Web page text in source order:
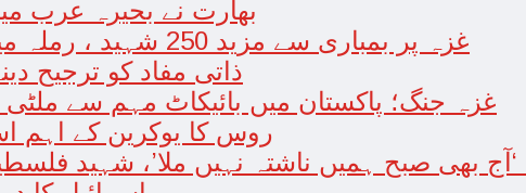
بھارت نے بحیرہ عرب میں 3 جنگی بحری جہاز تعینات کر
غزہ پر بمباری سے مزید 250 شہید ، رملہ میں خاتون فلسطینی سیاستدان گرفتار
ذاتی مفاد کو ترجیح دینے پر3 افغان کرکٹرز کیخلاف
غزہ جنگ؛ پاکستان میں بائیکاٹ مہم سے ملٹی
روس کا یوکرین کے اہم
بھی صبح ہمیں ناشتہ نہیں ملا’، شہید